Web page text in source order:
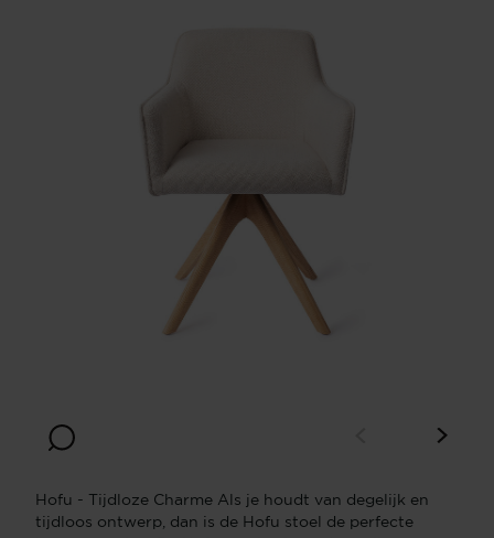
Hofu - Tijdloze Charme Als je houdt van degelijk en
tijdloos ontwerp, dan is de Hofu stoel de perfecte